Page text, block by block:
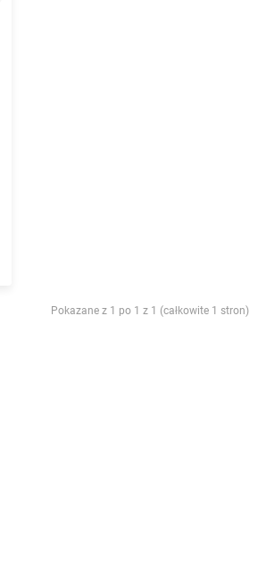
Pokazane z 1 po 1 z 1 (całkowite 1 stron)